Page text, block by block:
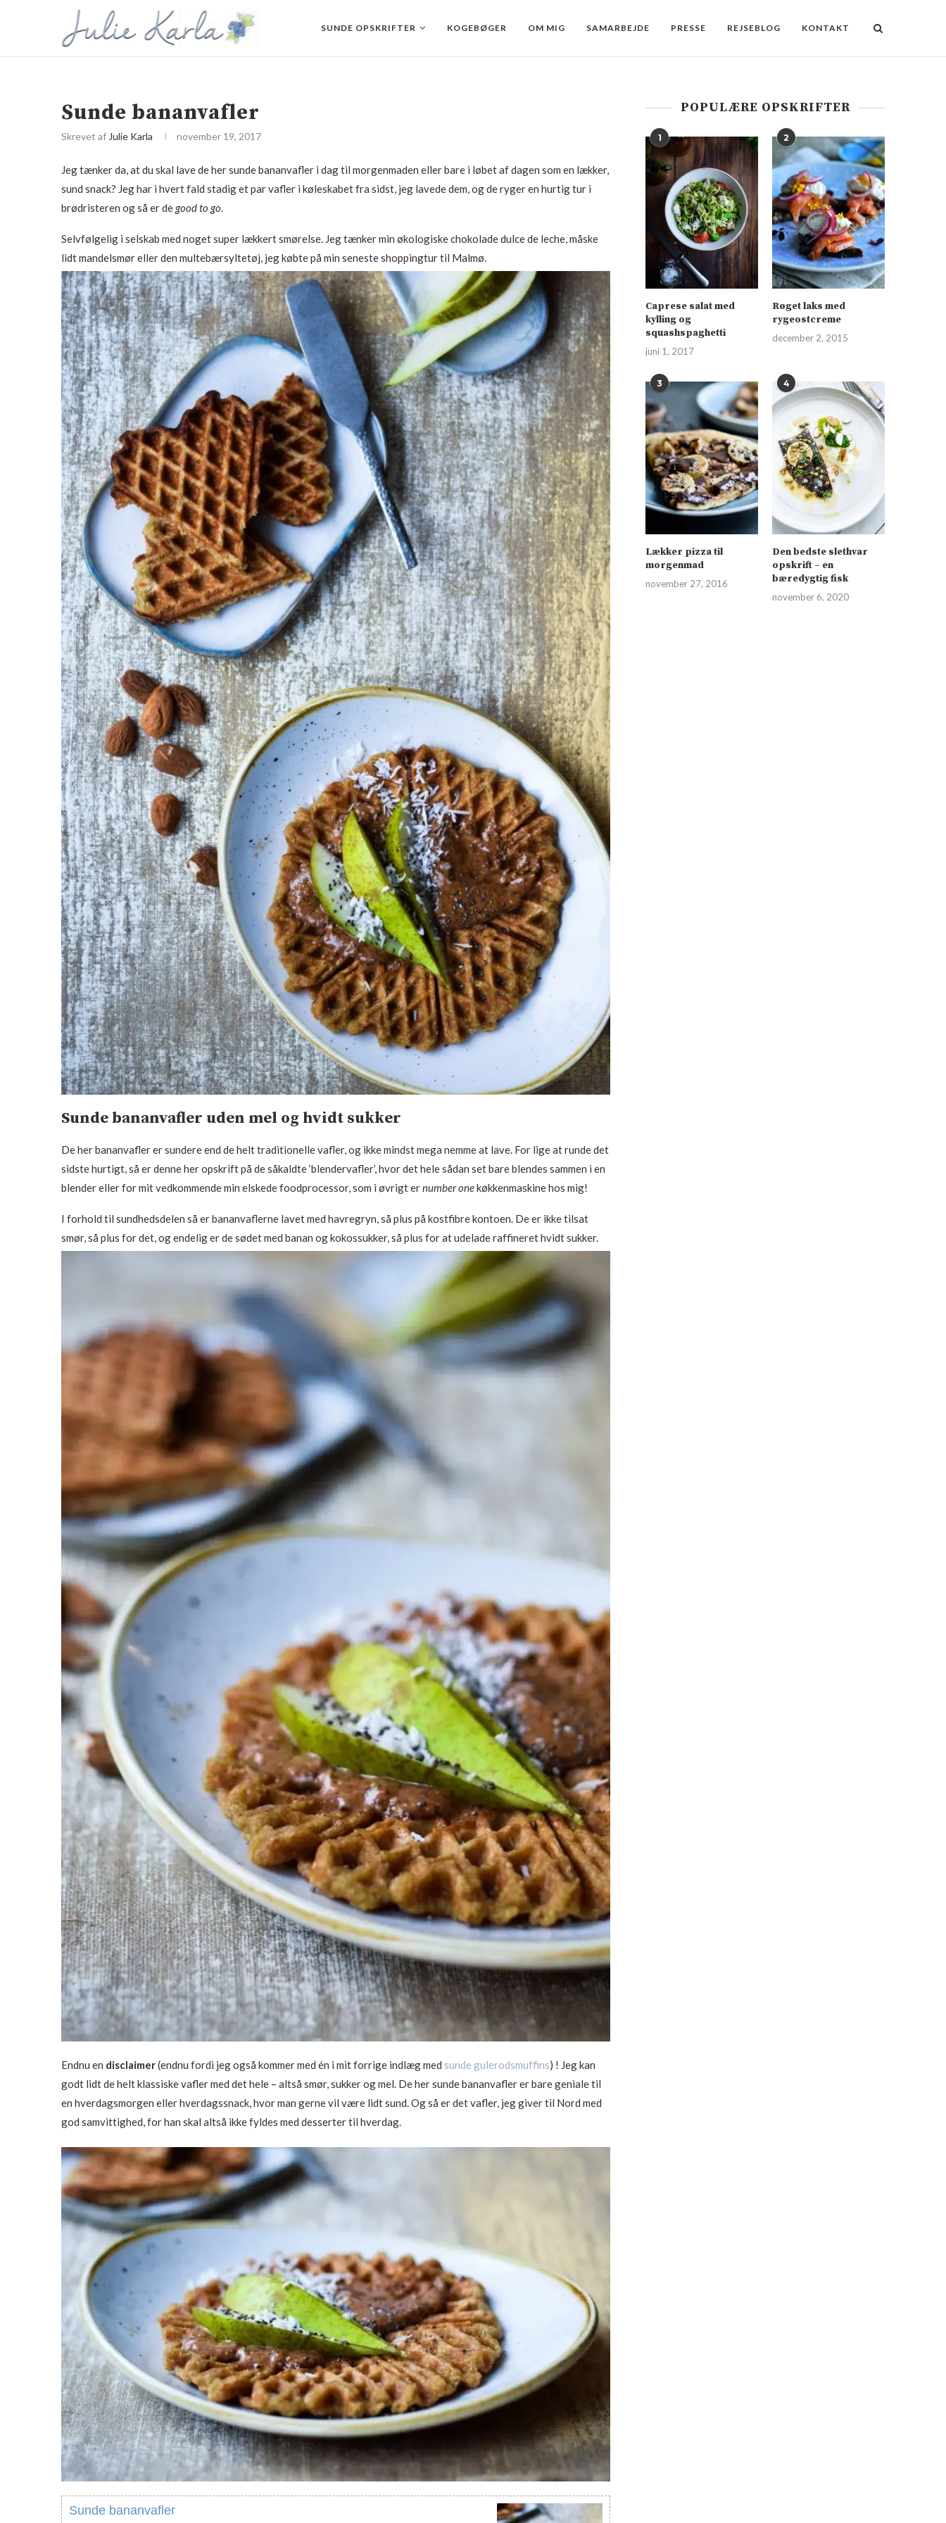
SUNDE OPSKRIFTER KOGEBØGER OM MIG SAMARBEJDE PRESSE REJSEBLOG KONTAKT
Sunde bananvafler
Skrevet af Julie Karla november 19, 2017
Jeg tænker da, at du skal lave de her sunde bananvafler i dag til morgenmaden eller bare i løbet af dagen som en lækker,
sund snack? Jeg har i hvert fald stadig et par vafler i køleskabet fra sidst, jeg lavede dem, og de ryger en hurtig tur i
brødristeren og så er degood to go.
Selvfølgelig i selskab med noget super lækkert smørelse. Jeg tænker min økologiske chokolade dulce de leche, måske
lidt mandelsmør eller den multebærsyltetøj, jeg købte på min seneste shoppingtur til Malmø.
Sunde bananvafler uden mel og hvidt sukker
De her bananvafler er sundere end de helt traditionelle vafler, og ikke mindst mega nemme at lave. For lige at runde det
sidste hurtigt, så er denne her opskrift på de såkaldte ‘blendervafler’, hvor det hele sådan set bare blendes sammen i en
blender eller for mit vedkommende min elskede foodprocessor, som i øvrigt ernumber onekøkkenmaskine hos mig!
I forhold til sundhedsdelen så er bananvaflerne lavet med havregryn, så plus på kostfibre kontoen. De er ikke tilsat
smør, så plus for det, og endelig er de sødet med banan og kokossukker, så plus for at udelade raffineret hvidt sukker.
Endnu en disclaimer(endnu fordi jeg også kommer med én i mit forrige indlæg med sunde gulerodsmuffins) ! Jeg kan
godt lidt de helt klassiske vafler med det hele – altså smør, sukker og mel. De her sunde bananvafler er bare geniale til
en hverdagsmorgen eller hverdagssnack, hvor man gerne vil være lidt sund. Og så er det vafler, jeg giver til Nord med
god samvittighed, for han skal altså ikke fyldes med desserter til hverdag.
Sunde bananvafler
POPULÆRE OPSKRIFTER
1
Caprese salat med
kylling og
squashspaghetti
juni 1, 2017
2
Røget laks med
rygeostcreme
december 2, 2015
3
Lækker pizza til
morgenmad
november 27, 2016
4
Den bedste slethvar
opskrift – en
bæredygtig fisk
november 6, 2020